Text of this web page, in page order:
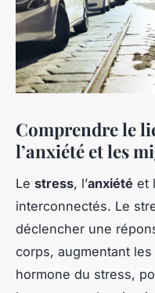
Comprendre le
l’anxiété et les
Le stress, l’anxiété et
interconnectés. Le
déclencher une
corps, augmentant
hormone du stress,